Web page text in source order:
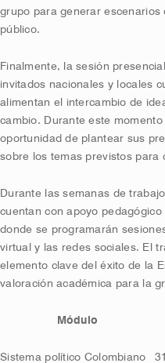
grupo para generar
público.
Finalmente, la sesión
invitados nacionales y locales
alimentan el intercambio de
cambio. Durante este
oportunidad de plantear sus
sobre los temas previstos para
Durante las semanas de
cuentan con apoyo
donde se programarán
virtual y las redes sociales. El
elemento clave del éxito de la
valoración académica para la
Módulo
Sistema político Colombiano